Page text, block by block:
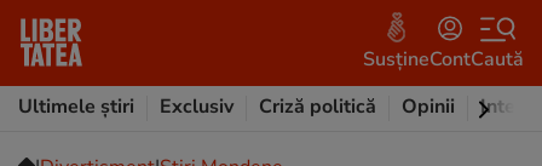
SusțineContCaută
Ultimele știri
Exclusiv Criză politică Opinii